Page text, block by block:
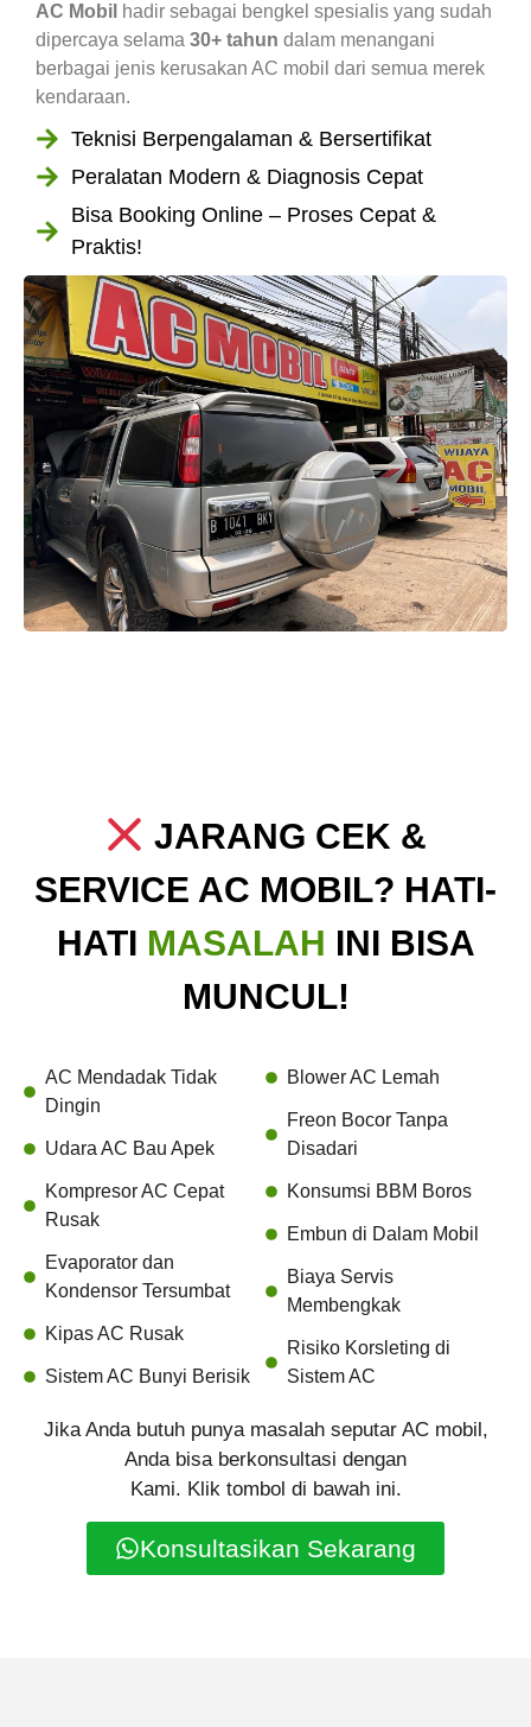
AC Mobil hadir sebagai bengkel spesialis yang sudah
dipercaya selama 30+ tahun dalam menangani
berbagai jenis kerusakan AC mobil dari semua merek
kendaraan.
Teknisi Berpengalaman & Bersertifikat
Peralatan Modern & Diagnosis Cepat
Bisa Booking Online – Proses Cepat &
Praktis!
JARANG CEK &
SERVICE AC MOBIL? HATI-
HATI MASALAH INI BISA
MUNCUL!
AC Mendadak Tidak
Dingin
Udara AC Bau Apek
Kompresor AC Cepat
Rusak
Evaporator dan
Kondensor Tersumbat
Kipas AC Rusak
Sistem AC Bunyi Berisik
Blower AC Lemah
Freon Bocor Tanpa
Disadari
Konsumsi BBM Boros
Embun di Dalam Mobil
Biaya Servis
Membengkak
Risiko Korsleting di
Sistem AC
Jika Anda butuh punya masalah seputar AC mobil,
Anda bisa berkonsultasi dengan
Kami. Klik tombol di bawah ini.
Konsultasikan Sekarang